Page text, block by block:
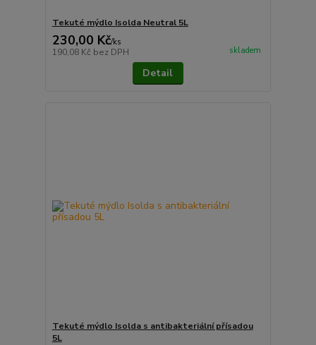
Tekuté mýdlo Isolda Neutral 5L
230,00 Kč/ks
190,08 Kč bez DPH skladem
Detail
Tekuté mýdlo Isolda s antibakteriální přísadou
5L